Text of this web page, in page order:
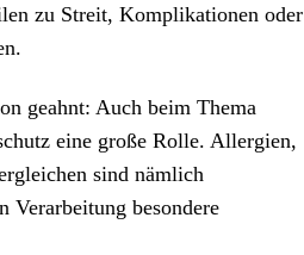
zu Streit, Komplikationen oder
geahnt: Auch beim Thema
eine große Rolle. Allergien,
sind nämlich
Verarbeitung besondere